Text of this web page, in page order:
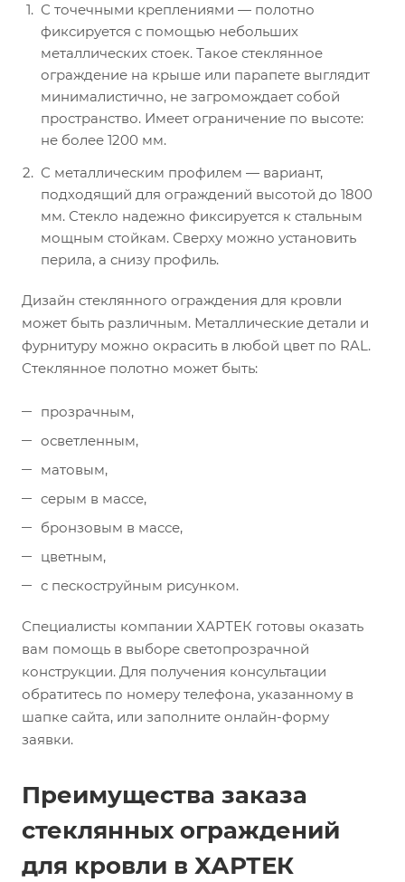
С точечными креплениями — полотно
фиксируется с помощью небольших
металлических стоек. Такое стеклянное
ограждение на крыше или парапете выглядит
минималистично, не загромождает собой
пространство. Имеет ограничение по высоте:
не более 1200 мм.
С металлическим профилем — вариант,
подходящий для ограждений высотой до 1800
мм. Стекло надежно фиксируется к стальным
мощным стойкам. Сверху можно установить
перила, а снизу профиль.
Дизайн стеклянного ограждения для кровли
может быть различным. Металлические детали и
фурнитуру можно окрасить в любой цвет по RAL.
Стеклянное полотно может быть:
прозрачным,
осветленным,
матовым,
серым в массе,
бронзовым в массе,
цветным,
с пескоструйным рисунком.
Специалисты компании ХАРТЕК готовы оказать
вам помощь в выборе светопрозрачной
конструкции. Для получения консультации
обратитесь по номеру телефона, указанному в
шапке сайта, или заполните онлайн-форму
заявки.
Преимущества заказа
стеклянных ограждений
для кровли в ХАРТЕК